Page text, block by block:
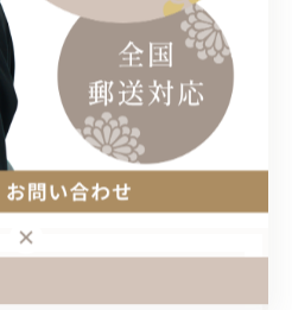
一覧に戻る 次のページ >